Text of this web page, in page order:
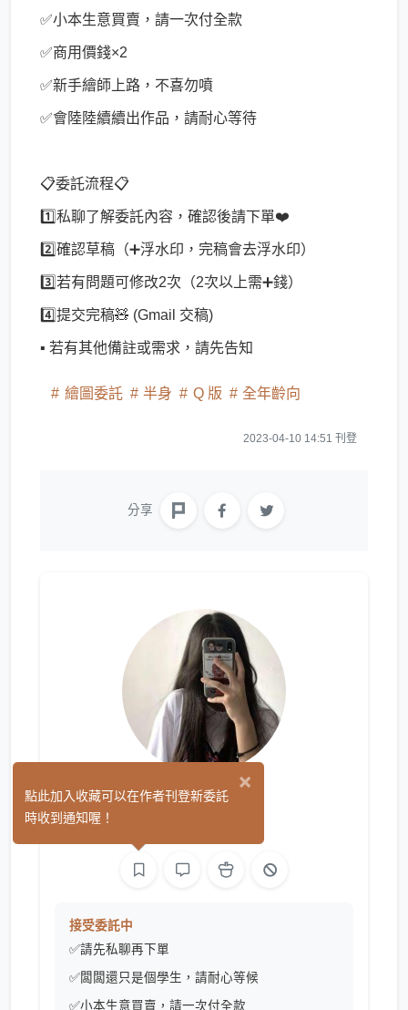
✅小本生意買賣，請一次付全款
✅商用價錢×2
✅新手繪師上路，不喜勿噴
✅會陸陸續續出作品，請耐心等待
📋委託流程📋
1️⃣私聊了解委託內容，確認後請下單❤️
2️⃣確認草稿（➕浮水印，完稿會去浮水印）
3️⃣若有問題可修改2次（2次以上需➕錢）
4️⃣提交完稿🧸 (Gmail 交稿)
▪ 若有其他備註或需求，請先告知
繪圖委託 半身 Q 版 全年齡向
2023-04-10 14:51 刊登
分享
LY (0)
接受委託中
✅請先私聊再下單
✅闆闆還只是個學生，請耐心等候
✅小本生意買賣，請一次付全款
×
點此加入收藏可以在作者刊登新委託
時收到通知喔！